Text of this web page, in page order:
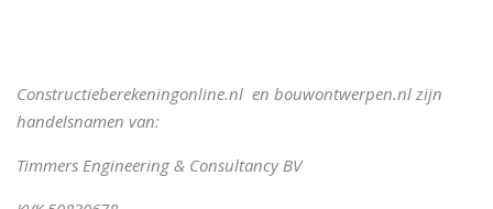
Constructieberekeningonline.nl en bouwontwerpen.nl zijn
handelsnamen van:
Timmers Engineering & Consultancy BV